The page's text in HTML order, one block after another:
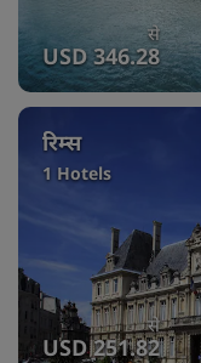
से
USD 346.28
रिम्स
1 Hotels
से
USD 251.82